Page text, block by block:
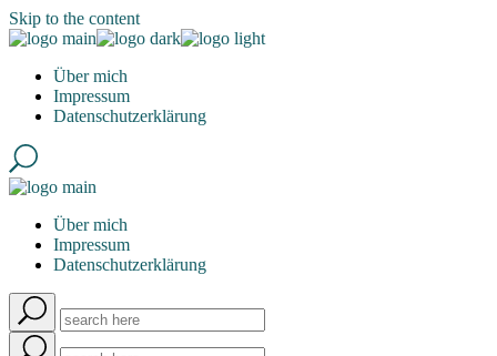
Skip to the content
Über mich
Impressum
Datenschutzerklärung
Über mich
Impressum
Datenschutzerklärung